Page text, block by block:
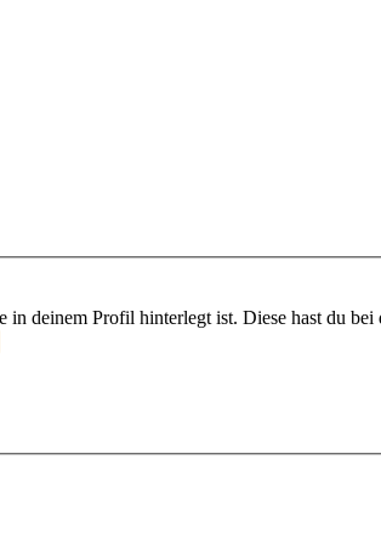
deinem Profil hinterlegt ist. Diese hast du